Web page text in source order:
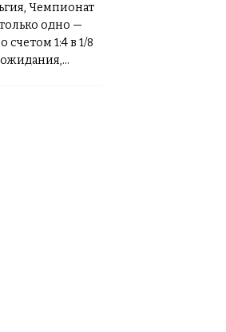
Чемпионат
одно —
1:4 в 1/8